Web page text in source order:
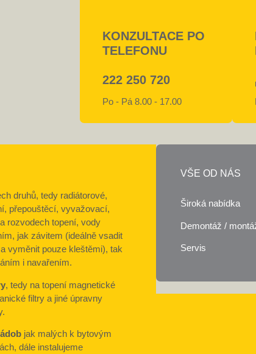
KONZULTACE PO
TELEFONU
222 250 720
Po - Pá 8.00 - 17.00
druhů, tedy radiátorové,
přepouštěcí, vyvažovací,
rozvodech topení, vody
jak závitem (ideálně vsadit
vyměnit pouze kleštěmi), tak
i navařením.
, tedy na topení magnetické
filtry a jiné úpravny
jak malých k bytovým
dále instalujeme
VŠE OD NÁS
Široká nabídka
Demontáž /
Servis